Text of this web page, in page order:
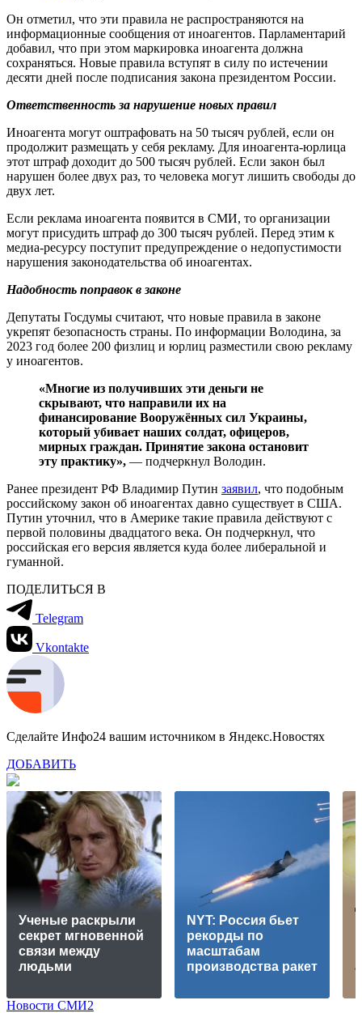
Он отметил, что эти правила не распространяются на
информационные сообщения от иноагентов. Парламентарий
добавил, что при этом маркировка иноагента должна
сохраняться. Новые правила вступят в силу по истечении
десяти дней после подписания закона президентом России.
Ответственность за нарушение новых правил
Иноагента могут оштрафовать на 50 тысяч рублей, если он
продолжит размещать у себя рекламу. Для иноагента-юрлица
этот штраф доходит до 500 тысяч рублей. Если закон был
нарушен более двух раз, то человека могут лишить свободы до
двух лет.
Если реклама иноагента появится в СМИ, то организации
могут присудить штраф до 300 тысяч рублей. Перед этим к
медиа-ресурсу поступит предупреждение о недопустимости
нарушения законодательства об иноагентах.
Надобность поправок в законе
Депутаты Госдумы считают, что новые правила в законе
укрепят безопасность страны. По информации Володина, за
2023 год более 200 физлиц и юрлиц разместили свою рекламу
у иноагентов.
«Многие из получивших эти деньги не
скрывают, что направили их на
финансирование Вооружённых сил Украины,
который убивает наших солдат, офицеров,
мирных граждан. Принятие закона остановит
эту практику», — подчеркнул Володин.
Ранее президент РФ Владимир Путин заявил, что подобным
российскому закон об иноагентах давно существует в США.
Путин уточнил, что в Америке такие правила действуют с
первой половины двадцатого века. Он подчеркнул, что
российская его версия является куда более либеральной и
гуманной.
ПОДЕЛИТЬСЯ В
Telegram
Vkontakte
Сделайте Инфо24 вашим источником в Яндекс.Новостях
ДОБАВИТЬ
Ученые раскрыли
секрет мгновенной
связи между
людьми
NYT: Россия бьет
рекорды по
масштабам
производства ракет
Новости СМИ2